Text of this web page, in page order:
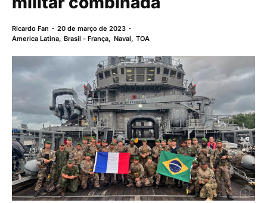
Ricardo Fan
20 de março de 2023
America Latina,Brasil - França, Naval, TOA